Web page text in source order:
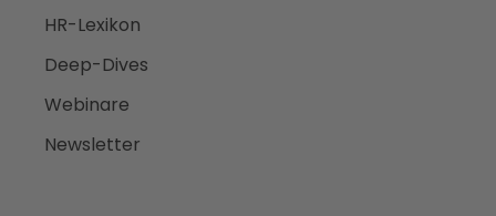
HR-Lexikon
Deep-Dives
Webinare
Newsletter